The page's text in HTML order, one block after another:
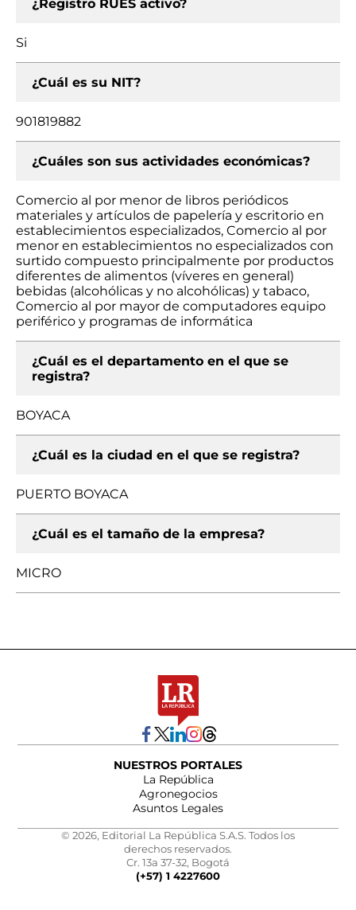
¿Registro RUES activo?
Si
¿Cuál es su NIT?
901819882
¿Cuáles son sus actividades económicas?
Comercio al por menor de libros periódicos
materiales y artículos de papelería y escritorio en
establecimientos especializados, Comercio al por
menor en establecimientos no especializados con
surtido compuesto principalmente por productos
diferentes de alimentos (víveres en general)
bebidas (alcohólicas y no alcohólicas) y tabaco,
Comercio al por mayor de computadores equipo
periférico y programas de informática
¿Cuál es el departamento en el que se
registra?
BOYACA
¿Cuál es la ciudad en el que se registra?
PUERTO BOYACA
¿Cuál es el tamaño de la empresa?
MICRO
NUESTROS PORTALES
La República
Agronegocios
Asuntos Legales
© 2026, Editorial La República S.A.S. Todos los
derechos reservados.
Cr. 13a 37-32, Bogotá
(+57) 1 4227600